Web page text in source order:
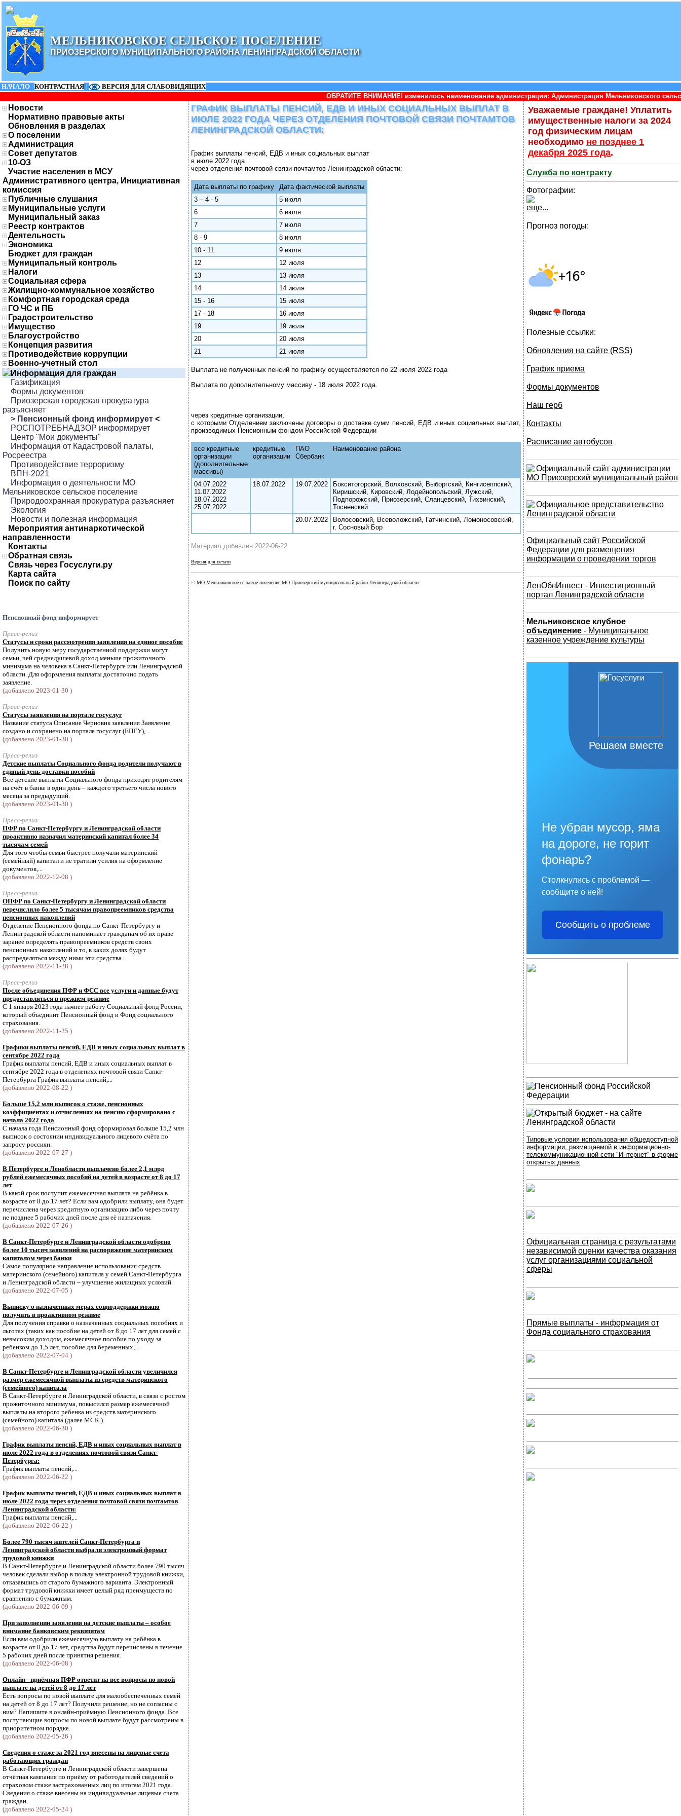
МЕЛЬНИКОВСКОЕ СЕЛЬСКОЕ ПОСЕЛЕНИЕ
ПРИОЗЕРСКОГО МУНИЦИПАЛЬНОГО РАЙОНА ЛЕНИНГРАДСКОЙ ОБЛАСТИ
НАЧАЛО | КОНТРАСТНАЯ |
ВЕРСИЯ ДЛЯ СЛАБОВИДЯЩИХ
ОБРАТИТЕ ВНИМАНИЕ! изменилось наименование администрации: Администрация Мельниковского сельского поселения
Новости
Нормативно правовые акты
Обновления в разделах
О поселении
Администрация
Совет депутатов
10-ОЗ
Участие населения в МСУ
Административного центра, Инициативная
комиссия
Публичные слушания
Муниципальные услуги
Муниципальный заказ
Реестр контрактов
Деятельность
Экономика
Бюджет для граждан
Муниципальный контроль
Налоги
Социальная сфера
Жилищно-коммунальное хозяйство
Комфортная городская среда
ГО ЧС и ПБ
Градостроительство
Имущество
Благоустройство
Концепция развития
Противодействие коррупции
Военно-учетный стол
Информация для граждан
Газификация
Формы документов
Приозерская городская прокуратура
разъясняет
> Пенсионный фонд информирует <
РОСПОТРЕБНАДЗОР информирует
Центр "Мои документы"
Информация от Кадастровой палаты,
Росреестра
Противодействие терроризму
ВПН-2021
Информация о деятельности МО
Мельниковское сельское поселение
Природоохранная прокуратура разъясняет
Экология
Новости и полезная информация
Мероприятия антинаркотической
направленности
Контакты
Обратная связь
Связь через Госуслуги.ру
Карта сайта
Поиск по сайту
Пенсионный фонд информирует
Пресс-релиз
Статусы и сроки рассмотрения заявления на единое пособие
Получить новую меру государственной поддержки могут
семьи, чей среднедушевой доход меньше прожиточного
минимума на человека в Санкт-Петербурге или Ленинградской
области. Для оформления выплаты достаточно подать
заявление.
(добавлено 2023-01-30 )
Пресс-релиз
Статусы заявления на портале госуслуг
Название статуса Описание Черновик заявления Заявление
создано и сохранено на портале госуслуг (ЕПГУ),...
(добавлено 2023-01-30 )
Пресс-релиз
Детские выплаты Социального фонда родители получают в
единый день доставки пособий
Все детские выплаты Социального фонда приходят родителям
на счёт в банке в один день – каждого третьего числа нового
месяца за предыдущий.
(добавлено 2023-01-30 )
Пресс-релиз
ПФР по Санкт-Петербургу и Ленинградской области
проактивно назначил материнский капитал более 34
тысячам семей
Для того чтобы семьи быстрее получали материнский
(семейный) капитал и не тратили усилия на оформление
документов,...
(добавлено 2022-12-08 )
Пресс-релиз
ОПФР по Санкт-Петербургу и Ленинградской области
перечислило более 5 тысячам правопреемников средства
пенсионных накоплений
Отделение Пенсионного фонда по Санкт-Петербургу и
Ленинградской области напоминает гражданам об их праве
заранее определять правопреемников средств своих
пенсионных накоплений и то, в каких долях будут
распределяться между ними эти средства.
(добавлено 2022-11-28 )
Пресс-релиз
После объединения ПФР и ФСС все услуги и данные будут
предоставляться в прежнем режиме
С 1 января 2023 года начнет работу Социальный фонд России,
который объединит Пенсионный фонд и Фонд социального
страхования.
(добавлено 2022-11-25 )
Графики выплаты пенсий, ЕДВ и иных социальных выплат в
сентябре 2022 года
График выплаты пенсий, ЕДВ и иных социальных выплат в
сентябре 2022 года в отделениях почтовой связи Санкт-
Петербурга График выплаты пенсий,...
(добавлено 2022-08-22 )
Больше 15,2 млн выписок о стаже, пенсионных
коэффициентах и отчислениях на пенсию сформировано с
начала 2022 года
С начала года Пенсионный фонд сформировал больше 15,2 млн
выписок о состоянии индивидуального лицевого счёта по
запросу россиян.
(добавлено 2022-07-27 )
В Петербурге и Ленобласти выплачено более 2,1 млрд
рублей ежемесячных пособий на детей в возрасте от 8 до 17
лет
В какой срок поступит ежемесячная выплата на ребёнка в
возрасте от 8 до 17 лет? Если вам одобрили выплату, она будет
перечислена через кредитную организацию либо через почту
не позднее 5 рабочих дней после дня её назначения.
(добавлено 2022-07-26 )
В Санкт-Петербурге и Ленинградской области одобрено
более 10 тысяч заявлений на распоряжение материнским
капиталом через банки
Самое популярное направление использования средств
материнского (семейного) капитала у семей Санкт-Петербурга
и Ленинградской области – улучшение жилищных условий.
(добавлено 2022-07-05 )
Выписку о назначенных мерах соцподдержки можно
получить в проактивном режиме
Для получения справки о назначенных социальных пособиях и
льготах (таких как пособие на детей от 8 до 17 лет для семей с
невысоким доходом, ежемесячное пособие по уходу за
ребенком до 1,5 лет, пособие для беременных,...
(добавлено 2022-07-04 )
В Санкт-Петербурге и Ленинградской области увеличился
размер ежемесячной выплаты из средств материнского
(семейного) капитала
В Санкт-Петербурге и Ленинградской области, в связи с ростом
прожиточного минимума, повысился размер ежемесячной
выплаты на второго ребенка из средств материнского
(семейного) капитала (далее МСК ).
(добавлено 2022-06-30 )
График выплаты пенсий, ЕДВ и иных социальных выплат в
июле 2022 года в отделениях почтовой связи Санкт-
Петербурга:
График выплаты пенсий,...
(добавлено 2022-06-22 )
График выплаты пенсий, ЕДВ и иных социальных выплат в
июле 2022 года через отделения почтовой связи почтамтов
Ленинградской области:
График выплаты пенсий,...
(добавлено 2022-06-22 )
Более 790 тысяч жителей Санкт-Петербурга и
Ленинградской области выбрали электронный формат
трудовой книжки
В Санкт-Петербурге и Ленинградской области более 790 тысяч
человек сделали выбор в пользу электронной трудовой книжки,
отказавшись от старого бумажного варианта. Электронный
формат трудовой книжки имеет целый ряд преимуществ по
сравнению с бумажным.
(добавлено 2022-06-09 )
При заполнении заявления на детские выплаты – особое
внимание банковским реквизитам
Если вам одобрили ежемесячную выплату на ребёнка в
возрасте от 8 до 17 лет, средства будут перечислены в течение
5 рабочих дней после принятия решения.
(добавлено 2022-06-08 )
Онлайн - приёмная ПФР ответит на все вопросы по новой
выплате на детей от 8 до 17 лет
Есть вопросы по новой выплате для малообеспеченных семей
на детей от 8 до 17 лет? Получили решение, но не согласны с
ним? Напишите в онлайн-приёмную Пенсионного фонда. Все
поступающие вопросы по новой выплате будут рассмотрены в
приоритетном порядке.
(добавлено 2022-05-26 )
Сведения о стаже за 2021 год внесены на лицевые счета
работающих граждан
В Санкт-Петербурге и Ленинградской области завершена
отчётная кампания по приёму от работодателей сведений о
страховом стаже застрахованных лиц по итогам 2021 года.
Cведения о стаже внесены на индивидуальные лицевые счета
граждан.
(добавлено 2022-05-24 )
ГРАФИК ВЫПЛАТЫ ПЕНСИЙ, ЕДВ И ИНЫХ СОЦИАЛЬНЫХ ВЫПЛАТ В
ИЮЛЕ 2022 ГОДА ЧЕРЕЗ ОТДЕЛЕНИЯ ПОЧТОВОЙ СВЯЗИ ПОЧТАМТОВ
ЛЕНИНГРАДСКОЙ ОБЛАСТИ:
График выплаты пенсий, ЕДВ и иных социальных выплат
в июле 2022 года
через отделения почтовой связи почтамтов Ленинградской области:
Дата выплаты по графику
Дата фактической выплаты
3 – 4 - 5
5 июля
6
6 июля
7
7 июля
8 - 9
8 июля
10 - 11
9 июля
12
12 июля
13
13 июля
14
14 июля
15 - 16
15 июля
17 - 18
16 июля
19
19 июля
20
20 июля
21
21 июля
Выплата не полученных пенсий по графику осуществляется по 22 июля 2022 года
Выплата по дополнительному массиву - 18 июля 2022 года.
через кредитные организации,
с которыми Отделением заключены договоры о доставке сумм пенсий, ЕДВ и иных социальных выплат,
производимых Пенсионным фондом Российской Федерации
все кредитные
организации
(дополнительные
массивы)
кредитные
организации
ПАО
Сбербанк
Наименование района
04.07.2022
11.07.2022
18.07.2022
25.07.2022
18.07.2022 19.07.2022
Бокситогорский, Волховский, Выборгский, Кингисеппский,
Киришский, Кировский, Лодейнопольский, Лужский,
Подпорожский, Приозерский, Сланцевский, Тихвинский,
Тосненский
20.07.2022
Волосовский, Всеволожский, Гатчинский, Ломоносовский,
г. Сосновый Бор
Материал добавлен 2022-06-22
Версия для печати
© МО Мельниковское сельское поселение МО Приозерский муниципальный район Ленинградской области
Уважаемые граждане! Уплатить
имущественные налоги за 2024
год физическим лицам
необходимо не позднее 1
декабря 2025 года.
Служба по контракту
Фотографии:
еще...
Прогноз погоды:
Полезные ссылки:
Обновления на сайте (RSS)
График приема
Формы документов
Наш герб
Контакты
Расписание автобусов
Официальный сайт администрации
МО Приозерский муниципальный район
Официальное представительство
Ленинградской области
Официальный сайт Российской
Федерации для размещения
информации о проведении торгов
ЛенОблИнвест - Инвестиционный
портал Ленинградской области
Мельниковское клубное
объединение - Муниципальное
казенное учреждение культуры
Решаем вместе
Не убран мусор, яма
на дороге, не горит
фонарь?
Столкнулись с проблемой —
сообщите о ней!
Сообщить о проблеме
Типовые условия использования общедоступной
информации, размещаемой в информационно-
телекоммуникационной сети "Интернет" в форме
открытых данных
Официальная страница с результатами
независимой оценки качества оказания
услуг организациями социальной
сферы
Прямые выплаты - информация от
Фонда социального страхования